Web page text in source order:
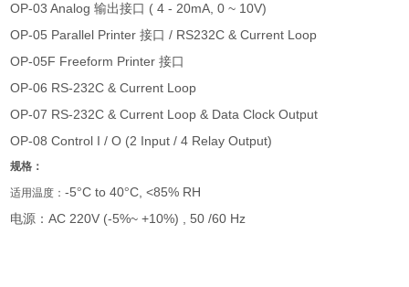
OP-03 Analog输出接口 ( 4 - 20mA, 0 ~ 10V)
OP-05 Parallel Printer接口/ RS232C & Current Loop
OP-05F Freeform Printer接口
OP-06 RS-232C & Current Loop
OP-07 RS-232C & Current Loop & Data Clock Output
OP-08 Control I / O (2 Input / 4 Relay Output)
规格：
适用温度：-5°C to 40°C, <85% RH
电源：AC 220V (-5%~ +10%) , 50 /60 Hz